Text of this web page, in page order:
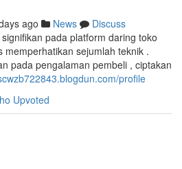
ago News
Discuss
pada platform daring toko
memperhatikan sejumlah teknik .
pada pengalaman pembeli , ciptakan
profile
Upvoted